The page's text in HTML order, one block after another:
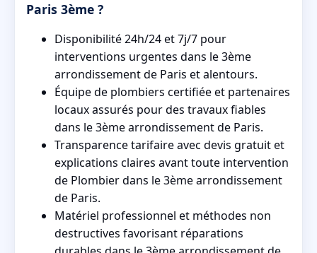
Paris 3ème ?
Disponibilité 24h/24 et 7j/7 pour
interventions urgentes dans le 3ème
arrondissement de Paris et alentours.
Équipe de plombiers certifiée et partenaires
locaux assurés pour des travaux fiables
dans le 3ème arrondissement de Paris.
Transparence tarifaire avec devis gratuit et
explications claires avant toute intervention
de Plombier dans le 3ème arrondissement
de Paris.
Matériel professionnel et méthodes non
destructives favorisant réparations